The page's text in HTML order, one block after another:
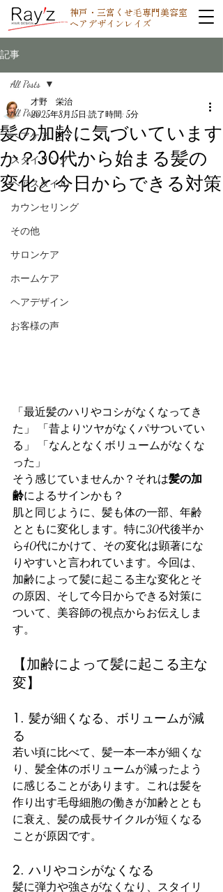
神戸・三宮くせ毛専門美容室
ヘアデザインレイズ
記事
All Posts
ヘアケア
スタイリング
ヘアスタイル
カウンセリング
その他
サロンケア
ホームケア
ヘアデザイン
お客様の声
All Posts
髪の加齢に気づいています
か？30代から始まる髪の
変化と今日からできる対策
才野 栄治
2025年8月15日 読了時間: 5分
「最近髪のハリやコシがなくなってき
た」 「昔よりツヤがなくパサついてい
る」 「なんとなくボリュームがなくな
った」
そう感じていませんか？それは髪の加
齢によるサインかも？
肌と同じように、髪も体の一部、年齢
とともに変化します。特に30代後半か
ら40代にかけて、その変化は顕著にな
りやすいと言われています。今回は、
加齢によって髪に起こる主な変化とそ
の原因、そして今日からできる対策に
ついて、美容師の視点からお伝えしま
す。
【加齢によって髪に起こる主な
変】
1. 髪が細くなる、ボリュームが減
る
若い頃に比べて、髪一本一本が細くな
り、髪全体のボリュームが減ったよう
に感じることがあります。これは髪を
作り出す毛母細胞の働きが加齢ととも
に衰え、髪の成長サイクルが短くなる
ことが原因です。
2. ハリやコシがなくなる
髪に弾力や強さがなくなり、スタイリ